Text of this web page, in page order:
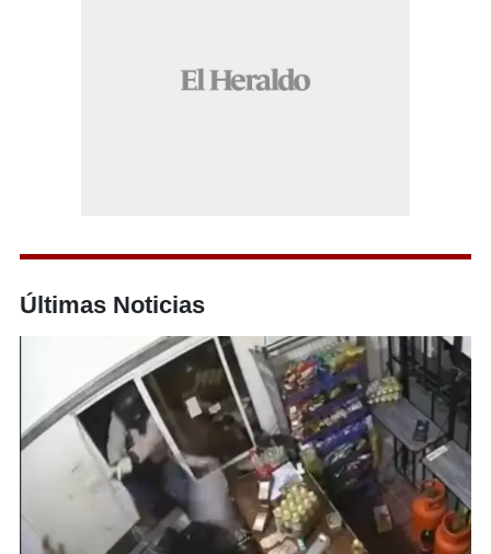
Últimas Noticias